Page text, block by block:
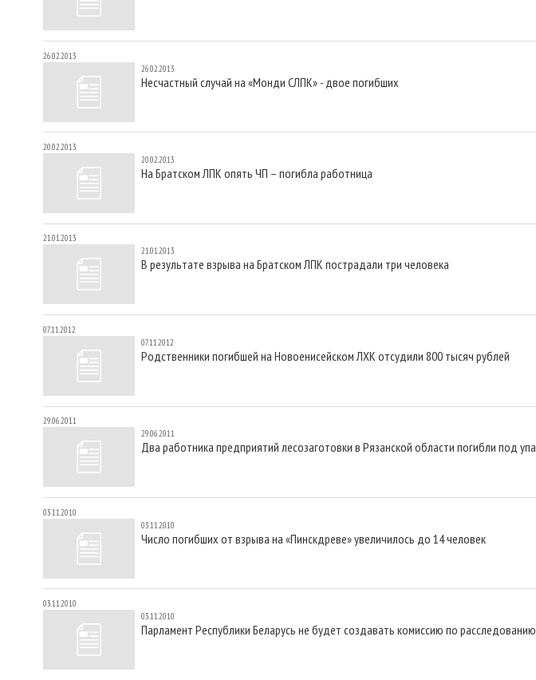
26.02.2013
26.02.2013
Несчастный случай на «Монди СЛПК» - двое погибших
20.02.2013
20.02.2013
На Братском ЛПК опять ЧП – погибла работница
21.01.2013
21.01.2013
В результате взрыва на Братском ЛПК пострадали три человека
07.11.2012
07.11.2012
Родственники погибшей на Новоенисейском ЛХК отсудили 800 тысяч рублей
29.06.2011
29.06.2011
Два работника предприятий лесозаготовки в Рязанской области погибли под
03.11.2010
03.11.2010
Число погибших от взрыва на «Пинскдреве» увеличилось до 14 человек
03.11.2010
03.11.2010
Парламент Республики Беларусь не будет создавать комиссию по